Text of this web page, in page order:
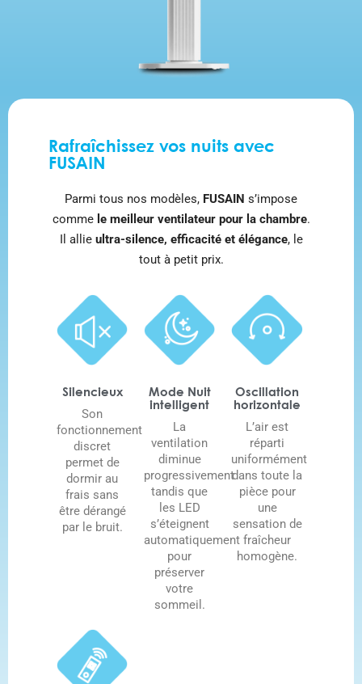
Rafraîchissez vos nuits avec
FUSAIN
Parmi tous nos modèles, FUSAIN s’impose
comme le meilleur ventilateur pour la chambre.
Il allie ultra-silence, efficacité et élégance, le
tout à petit prix.
Silencieux
Son
fonctionnement
discret
permet de
dormir au
frais sans
être dérangé
par le bruit.
Mode Nuit
intelligent
La
ventilation
diminue
progressivement
tandis que
les LED
s’éteignent
automatiquement
pour
préserver
votre
sommeil.
Oscillation
horizontale
L’air est
réparti
uniformément
dans toute la
pièce pour
une
sensation de
fraîcheur
homogène.